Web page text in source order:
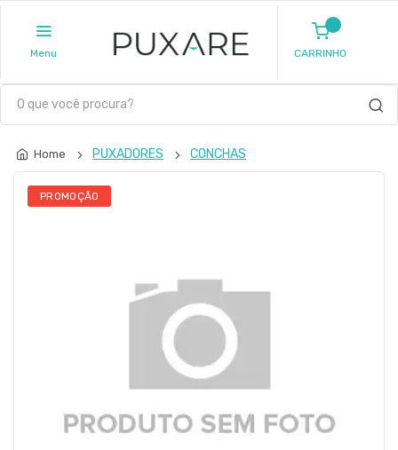
Menu CARRINHO
Home PUXADORES CONCHAS
PROMOÇÃO